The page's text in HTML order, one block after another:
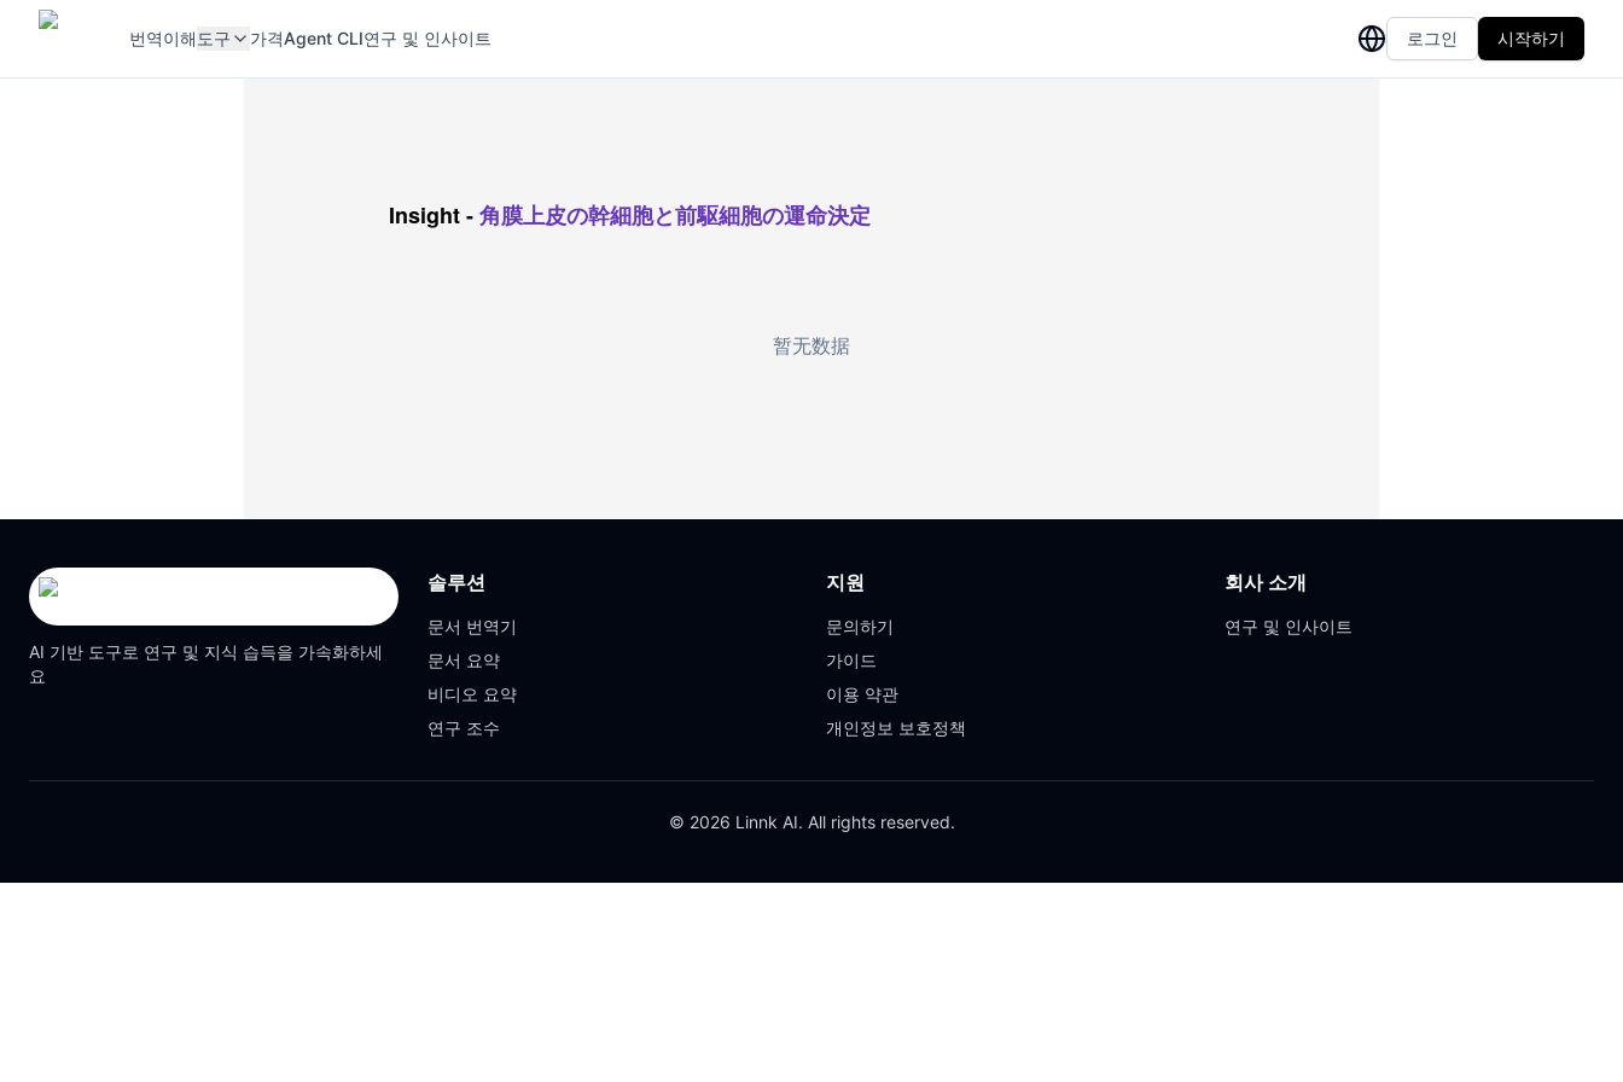
번역이해 도구 가격Agent CLI연구 및 인사이트 로그인 시작하기
Insight-角膜上皮の幹細胞と前駆細胞の運命決定
暂无数据
AI 기반 도구로 연구 및 지식 습득을 가속화하세
요
솔루션
문서 번역기
문서 요약
비디오 요약
연구 조수
지원
문의하기
가이드
이용 약관
개인정보 보호정책
회사 소개
연구 및 인사이트
© 2026 Linnk AI. All rights reserved.